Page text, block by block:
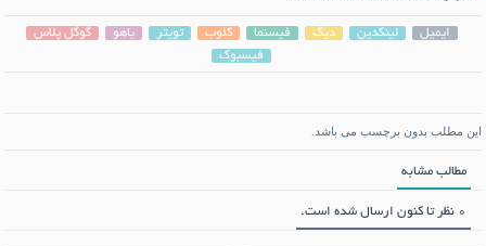
ایمیل لینکدین دیگ فیسنما کلوب تویتر یاهو
گوگل پلاس
فیسبوک
این مطلب بدون برچسب می باشد.
مطالب مشابه
0 نظر تا کنون ارسال شده است.